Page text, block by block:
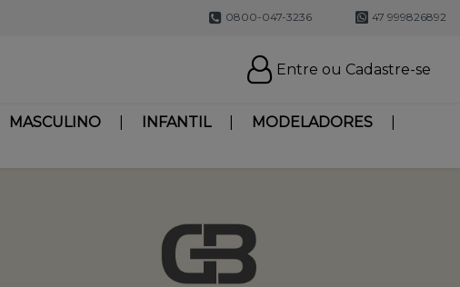
0800-047-3236 47 999826892
Entre ou Cadastre-se
MASCULINO INFANTIL
MODELADORES